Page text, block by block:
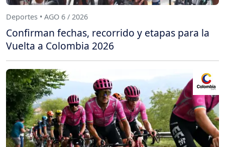
Deportes • AGO 6 / 2026
Confirman fechas, recorrido y etapas para la
Vuelta a Colombia 2026